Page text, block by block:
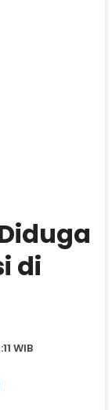
di
WIB